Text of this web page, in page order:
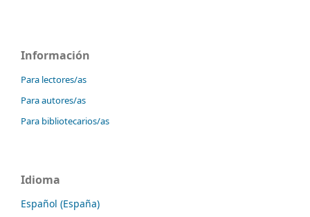
Información
Para lectores/as
Para autores/as
Para bibliotecarios/as
Idioma
Español (España)